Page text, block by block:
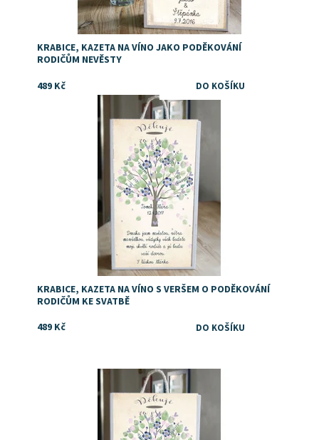
KRABICE, KAZETA NA VÍNO JAKO PODĚKOVÁNÍ
RODIČŮM NEVĚSTY
489 Kč
Skladem
KRABICE, KAZETA NA VÍNO S VERŠEM O PODĚKOVÁNÍ
RODIČŮM KE SVATBĚ
489 Kč
Skladem